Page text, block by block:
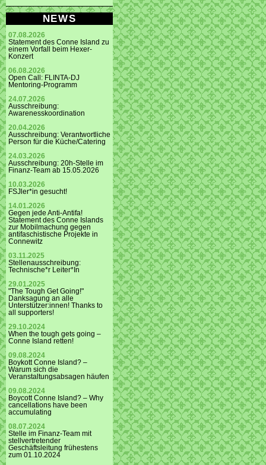
NEWS
07.08.2026
Statement des Conne Island zu
einem Vorfall beim Hexer-
Konzert
06.08.2026
Open Call: FLINTA-DJ
Mentoring-Programm
24.07.2026
Ausschreibung:
Awarenesskoordination
20.04.2026
Ausschreibung: Verantwortliche
Person für die Küche/Catering
24.03.2026
Ausschreibung: 20h-Stelle im
Finanz-Team ab 15.05.2026
10.03.2026
FSJler*in gesucht!
14.01.2026
Gegen jede Anti-Antifa!
Statement des Conne Islands
zur Mobilmachung gegen
antifaschistische Projekte in
Connewitz
03.11.2025
Stellenausschreibung:
Technische*r Leiter*In
29.01.2025
"The Tough Get Going!"
Danksagung an alle
Unterstützer:innen! Thanks to
all supporters!
29.10.2024
When the tough gets going –
Conne Island retten!
09.08.2024
Boykott Conne Island? –
Warum sich die
Veranstaltungsabsagen häufen
09.08.2024
Boycott Conne Island? – Why
cancellations have been
accumulating
08.07.2024
Stelle im Finanz-Team mit
stellvertretender
Geschäftsleitung frühestens
zum 01.10.2024